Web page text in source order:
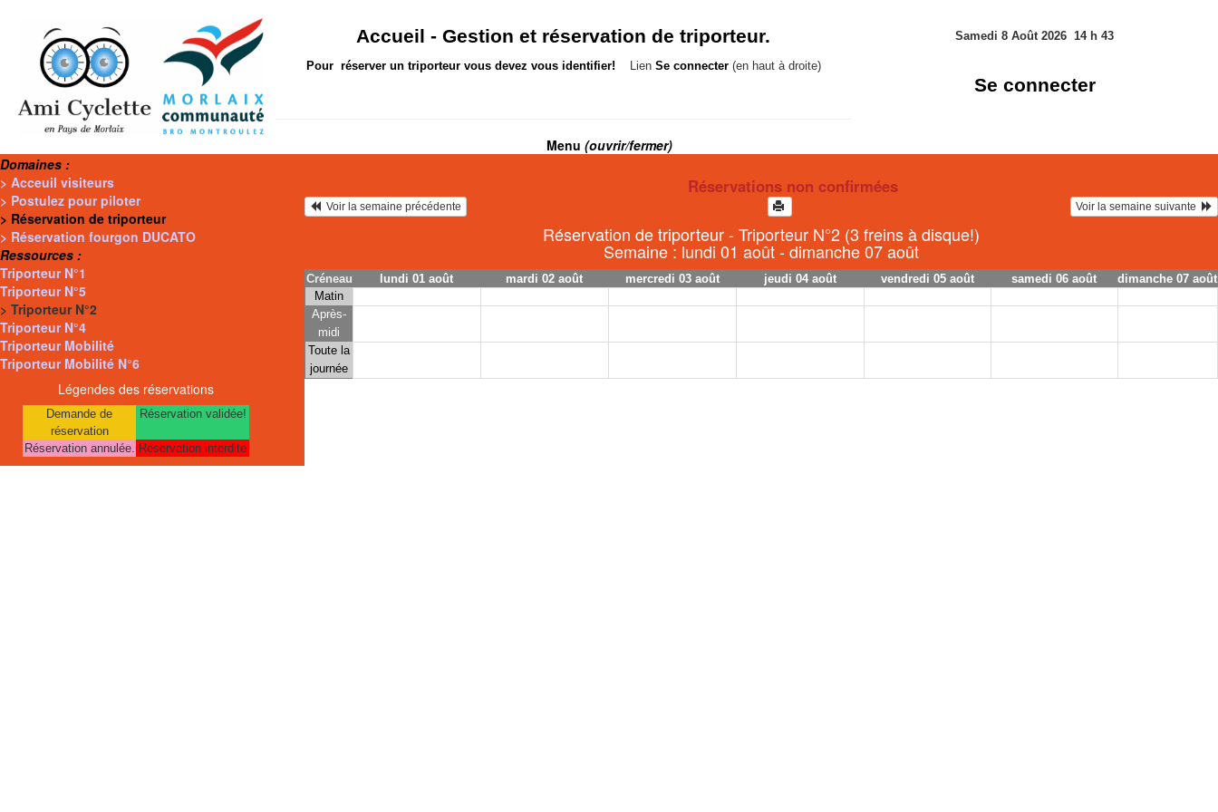
Accueil -Gestion et réservation de triporteur.
Pour réserver un triporteur vous devez vous identifier! Lien Se connecter(en haut à droite)
Samedi 8 Août 2026 14h 43
Se connecter
Menu (ouvrir/fermer)
Domaines :
> Acceuil visiteurs
> Postulez pour piloter
> Réservation de triporteur
> Réservation fourgon DUCATO
Ressources :
Triporteur N°1
Triporteur N°5
> Triporteur N°2
Triporteur N°4
Triporteur Mobilité
Triporteur Mobilité N°6
Légendes des réservations
Demande de
réservation
Réservation validée!
Réservation annulée. Réservation interdite
Réservations non confirmées
  Voir la semaine précédente
Voir la semaine suivante
Réservation de triporteur - Triporteur N°2 (3 freins à disque!)
Semaine : lundi 01 août - dimanche 07 août
Créneau lundi 01 août mardi 02 août mercredi 03 août jeudi 04 août vendredi 05 août samedi 06 août
dimanche 07 août
Matin
Après-
midi
Toute la
journée